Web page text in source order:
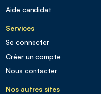
Aide candidat
Services
Se connecter
Créer un compte
Nous contacter
Nos autres sites